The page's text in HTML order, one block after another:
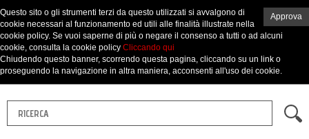
Approva
Questo sito o gli strumenti terzi da questo utilizzati si avvalgono di
cookie necessari al funzionamento ed utili alle finalità illustrate nella
cookie policy. Se vuoi saperne di più o negare il consenso a tutti o ad alcuni
cookie, consulta la cookie policy Cliccando qui
Chiudendo questo banner, scorrendo questa pagina, cliccando su un link o
proseguendo la navigazione in altra maniera, acconsenti all'uso dei cookie.